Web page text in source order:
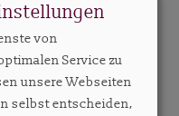
von
Service zu
unsere Webseiten
selbst entscheiden,